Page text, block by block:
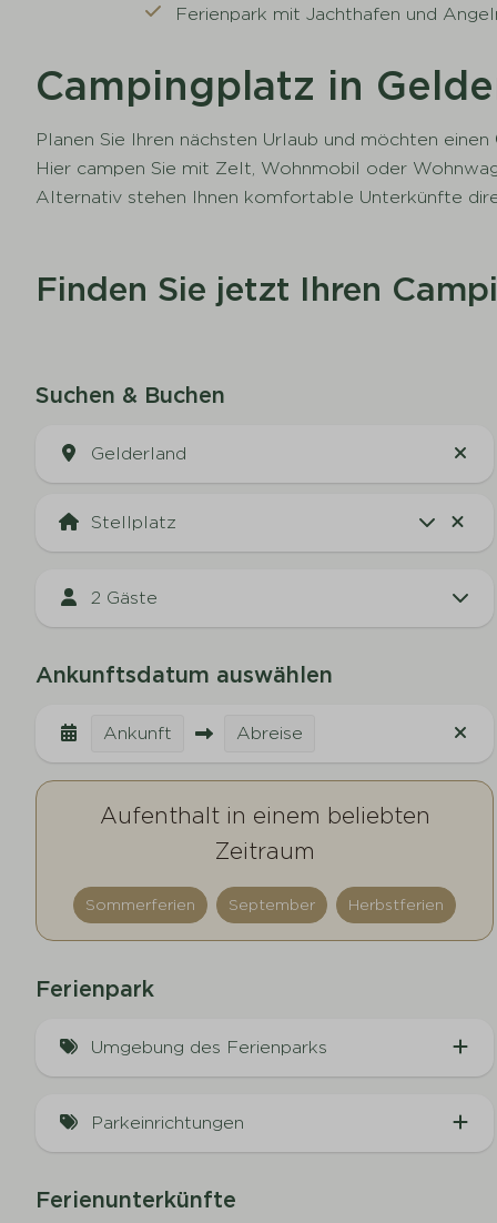
Ferienpark mit Jachthafen und
Campingplatz in
Planen Sie Ihren nächsten Urlaub und möchten einen
Hier campen Sie mit Zelt, Wohnmobil oder
Alternativ stehen Ihnen komfortable Unterkünfte
Finden Sie jetzt Ihren
Suchen & Buchen
Gelderland
2 Gäste
Ankunftsdatum auswählen
Ankunft Abreise
Aufenthalt in einem beliebten
Zeitraum
Sommerferien September Herbstferien
Ferienpark
Umgebung des Ferienparks
Parkeinrichtungen
Ferienunterkünfte